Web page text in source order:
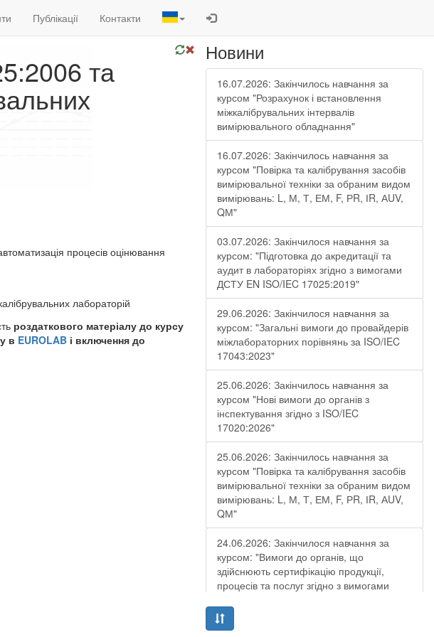
Публікації Контакти
та
процесів оцінювання
лабораторій
роздаткового матеріалу до курсу
в EUROLAB і включення до
Новини
16.07.2026: Закінчилось навчання за
курсом "Розрахунок і встановлення
міжкалібрувальних інтервалів
вимірювального обладнання"
16.07.2026: Закінчилось навчання за
курсом "Повірка та калібрування засобів
вимірювальної техніки за обраним видом
вимірювань: L, М, Т, ЕМ, F, РR, ІR, АUV,
QМ"
03.07.2026: Закінчилося навчання за
курсом: "Підготовка до акредитації та
аудит в лабораторіях згідно з вимогами
ДСТУ EN ISO/IEC 17025:2019"
29.06.2026: Закінчилося навчання за
курсом: "Загальні вимоги до провайдерів
міжлабораторних порівнянь за ISO/IEC
17043:2023"
25.06.2026: Закінчилось навчання за
курсом "Нові вимоги до органів з
інспектування згідно з ISO/IEC
17020:2026"
25.06.2026: Закінчилось навчання за
курсом "Повірка та калібрування засобів
вимірювальної техніки за обраним видом
вимірювань: L, М, Т, ЕМ, F, РR, ІR, АUV,
QМ"
24.06.2026: Закінчилося навчання за
курсом: "Вимоги до органів, що
здійснюють сертифікацію продукції,
процесів та послуг згідно з вимогами
19.06.2026: Закінчилося навчання за